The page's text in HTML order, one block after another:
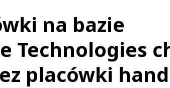
na bazie
Technologies
placówki